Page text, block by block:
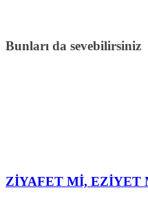
Bunları da sevebilirsiniz
ZİYAFET Mİ, EZİYET